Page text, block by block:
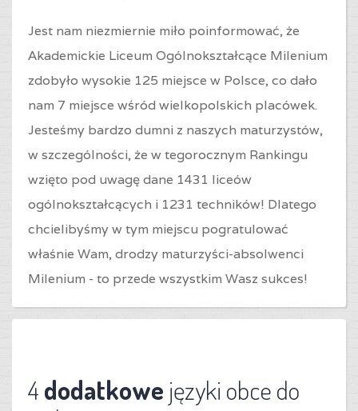
Jest nam niezmiernie miło poinformować, że
Akademickie Liceum Ogólnokształcące Milenium
zdobyło wysokie 125 miejsce w Polsce, co dało
nam 7 miejsce wśród wielkopolskich placówek.
Jesteśmy bardzo dumni z naszych maturzystów,
w szczególności, że w tegorocznym Rankingu
wzięto pod uwagę dane 1431 liceów
ogólnokształcących i 1231 techników! Dlatego
chcielibyśmy w tym miejscu pogratulować
właśnie Wam, drodzy maturzyści-absolwenci
Milenium - to przede wszystkim Wasz sukces!
4dodatkowe języki obce do